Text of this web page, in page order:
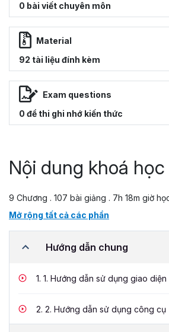
0 bài viết chuyên môn
Material
92 tài liệu đính kèm
Exam questions
0 đề thi ghi nhớ kiến thức
Nội dung khoá học
9 Chương . 107 bài giảng . 7h 18m giờ
Mở rộng tất cả các phần
Hướng dẫn chung
1. 1. Hướng dẫn sử dụng giao diện
2. 2. Hướng dẫn sử dụng công cụ